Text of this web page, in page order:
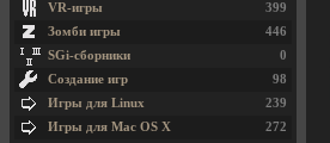
399
VR-игры
446
Зомби игры
0
SGi-сборники
98
Создание игр
239
Игры для Linux
272
Игры для Mac OS X